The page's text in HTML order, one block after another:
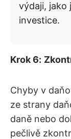
výdaji, jako
investice.
Krok 6:
Chyby v
ze strany
daně nebo
pečlivě